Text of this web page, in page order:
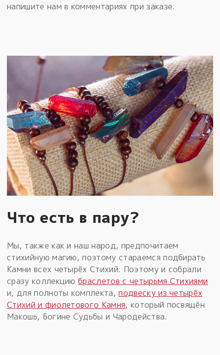
напишите нам в комментариях при заказе.
Что есть в пару?
Мы, также как и наш народ, предпочитаем
стихийную магию, поэтому стараемся подбирать
Камни всех четырёх Стихий. Поэтому и собрали
сразу коллекциюбраслетов с четырьмя Стихиями
и, для полноты комплекта,подвеску из четырёх
Стихий и фиолетового Камня, который посвящён
Макошь, Богине Судьбы и Чародейства.